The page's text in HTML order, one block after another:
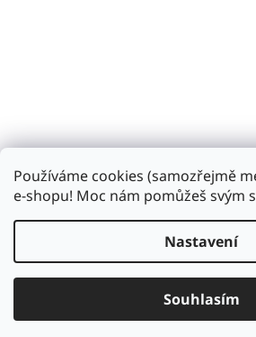
Používáme cookies (samozřejmě
e-shopu! Moc nám pomůžeš svým
Nastavení
Souhlasím
Sledovat na Instagramu
Vytvořil Shoptet
Bzukot.cz.